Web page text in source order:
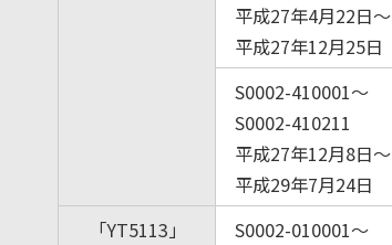
平成27年4月22日～
平成27年12月25日
S0002-410001～
S0002-410211
平成27年12月8日～
平成29年7月24日
「YT5113」
S0002-010001～